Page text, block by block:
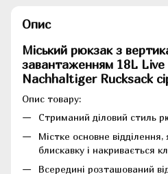
Опис
Міський рюкзак з
завантаженням 18L
Nachhaltiger Rucksack
Опис товару:
Стриманий діловий стиль
Містке основне
блискавку і накривається
Всередині розташований